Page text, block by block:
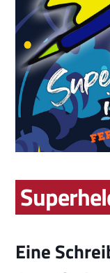
Eine